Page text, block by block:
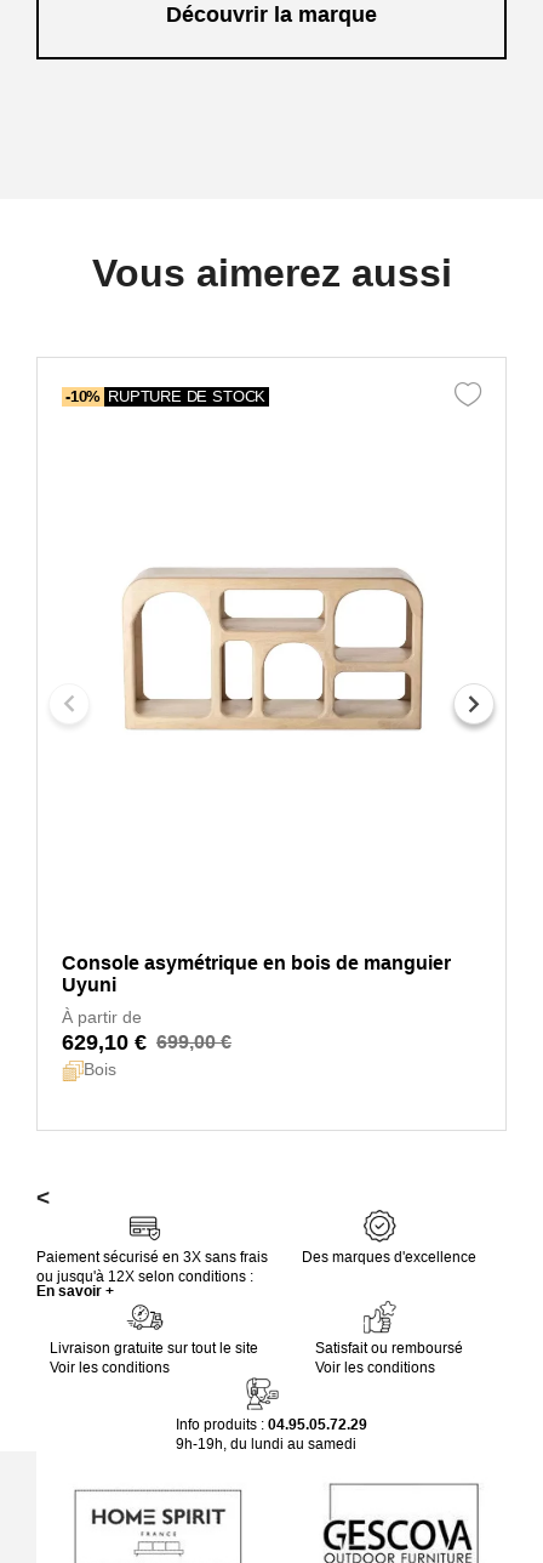
Découvrir la marque
Vous aimerez aussi
-10% RUPTURE DE STOCK
Console asymétrique en bois de manguier
Uyuni
À partir de
629,10 € 699,00 €
Bois
<
Paiement sécurisé en 3X sans frais
ou jusqu'à 12X selon conditions :
En savoir +
Des marques d'excellence
Livraison gratuite sur tout le site
Voir les conditions
Satisfait ou remboursé
Voir les conditions
Info produits : 04.95.05.72.29
9h-19h, du lundi au samedi